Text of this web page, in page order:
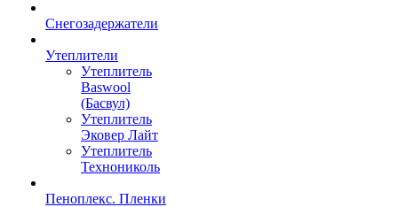
Снегозадержатели
Утеплители
Утеплитель
Baswool
(Басвул)
Утеплитель
Эковер Лайт
Утеплитель
Технониколь
Пеноплекс. Пленки